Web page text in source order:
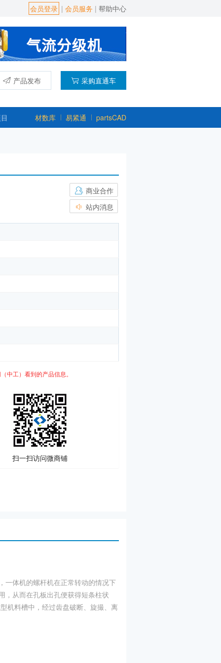
会员登录 | 会员服务 | 帮助中心
产品发布 采购直通车
材数库 易紧通 partsCAD
商业合作
站内消息
中工）看到的产品信息。
扫一扫访问微商铺
一体机的螺杆机在正常转动的情况下
，从而在孔板出孔便获得短条柱状
机料槽中，经过齿盘破断、旋撮、离